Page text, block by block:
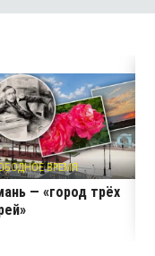
ВРЕМЯ
— «город трёх